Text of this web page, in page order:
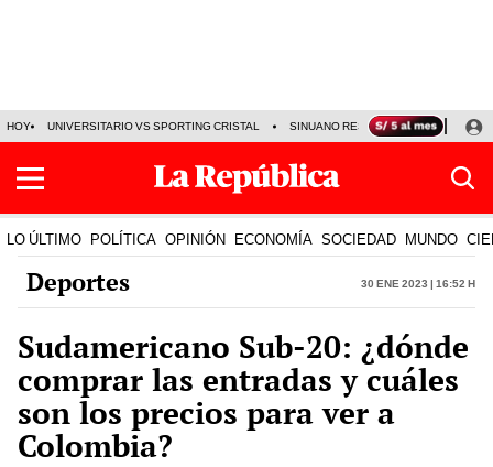
HOY UNIVERSITARIO VS SPORTING CRISTAL SINUANO RESULTADOS HOY
LO ÚLTIMO POLÍTICA OPINIÓN ECONOMÍA SOCIEDAD MUNDO
Deportes 30 Ene 2023 | 16:52 h
Sudamericano Sub-20: ¿dónde
comprar las entradas y cuáles
son los precios para ver a
Colombia?